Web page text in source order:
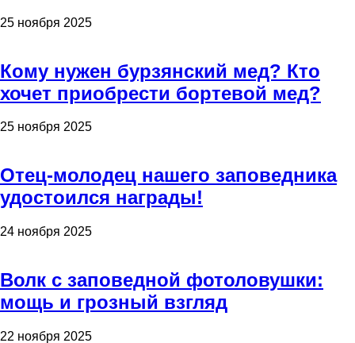
25 ноября 2025
Кому нужен бурзянский мед? Кто
хочет приобрести бортевой мед?
25 ноября 2025
Отец-молодец нашего заповедника
удостоился награды!
24 ноября 2025
Волк с заповедной фотоловушки:
мощь и грозный взгляд
22 ноября 2025